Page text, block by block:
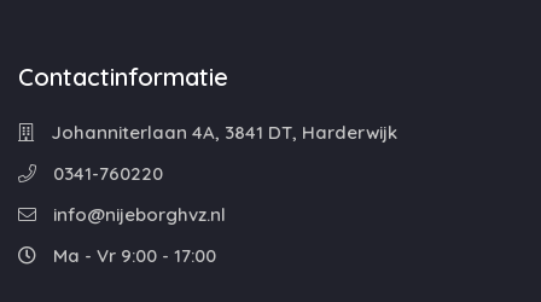
Contactinformatie
Johanniterlaan 4A, 3841 DT, Harderwijk
0341-760220
info@nijeborghvz.nl
Ma - Vr 9:00 - 17:00